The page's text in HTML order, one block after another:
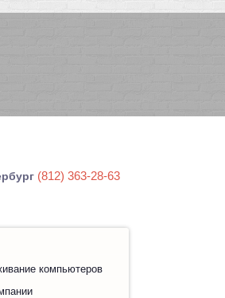
(812) 363-28-63
компьютеров